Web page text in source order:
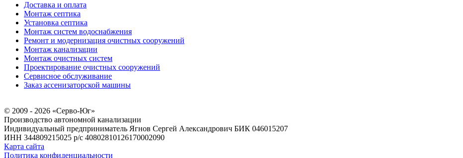
Доставка и оплата
Монтаж септика
Установка септика
Монтаж систем водоснабжения
Ремонт и модернизация очистных сооружений
Монтаж канализации
Монтаж очистных систем
Проектирование очистных сооружений
Сервисное обслуживание
Заказ ассенизаторской машины
© 2009 - 2026 «Серво-Юг»
Производство автономной канализации
Индивидуальный предприниматель Ягнов Сергей Александрович БИК 046015207
ИНН 344809215025 р/с 40802810126170002090
Карта сайта
Политика конфиденциальности